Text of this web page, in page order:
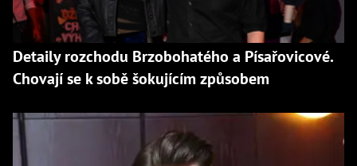
Detaily rozchodu Brzobohatého a Písařovicové.
Chovají se k sobě šokujícím způsobem